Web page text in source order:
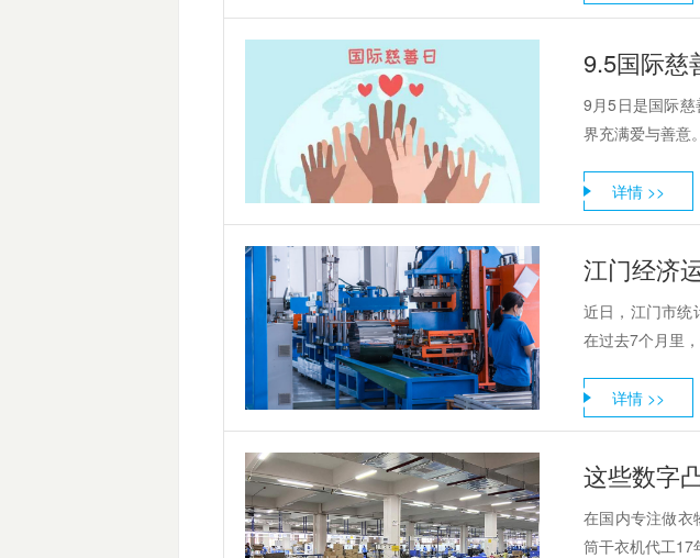
9.5国际慈
9月5日是国际
界充满爱与善意
详情 >>
江门经济
近日，江门市统
在过去7个月里
详情 >>
这些数字
在国内专注做衣
筒干衣机代工17